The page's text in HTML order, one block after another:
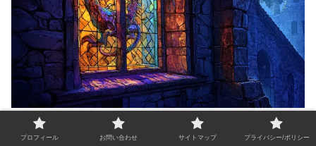
プロフィール お問い合わせ サイトマップ プライバシー/ポリシー